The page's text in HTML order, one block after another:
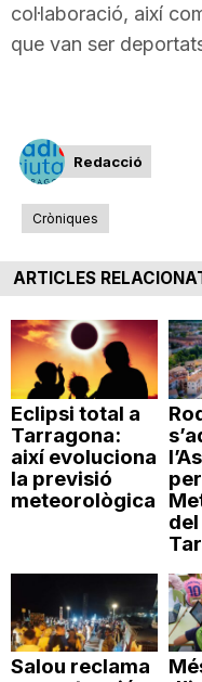
col·laboració, així
que van ser
Redacció
Cròniques
ARTICLES
Eclipsi total a
Tarragona:
així evoluciona
la previsió
meteorològica
Salou reclama